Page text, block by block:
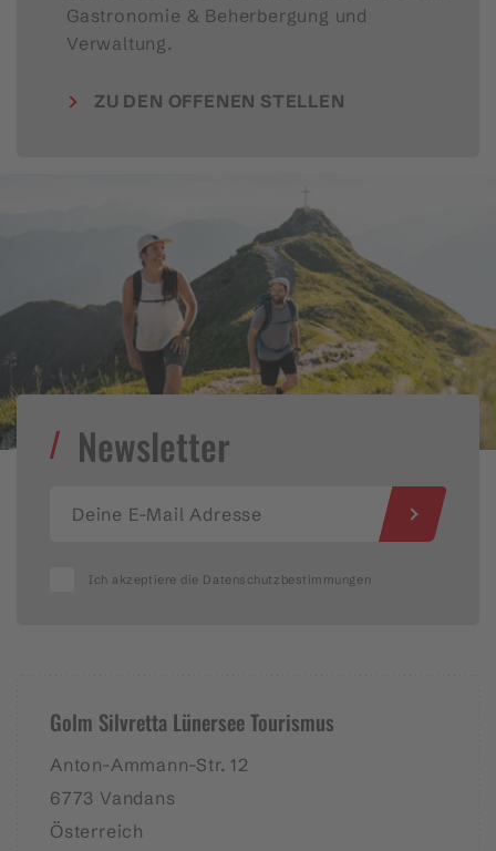
Gastronomie & Beherbergung und
Verwaltung.
ZU DEN OFFENEN STELLEN
s Newsletter
Ich akzeptiere die Datenschutzbestimmungen
Golm Silvretta Lünersee Tourismus
Anton-Ammann-Str. 12
6773 Vandans
Österreich